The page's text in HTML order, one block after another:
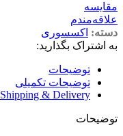
مقایسه
علاقه‌مندم
دسته: اکسسوری
به اشتراک بگذارید:
توضیحات
توضیحات تکمیلی
Shipping & Delivery
توضیحات